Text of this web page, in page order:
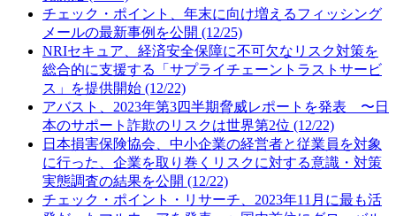
チェック・ポイント、年末に向け増えるフィッシング
メールの最新事例を公開 (12/25)
NRIセキュア、経済安全保障に不可欠なリスク対策を
総合的に支援する「サプライチェーントラストサービ
ス」を提供開始 (12/22)
アバスト、2023年第3四半期脅威レポートを発表 〜日
本のサポート詐欺のリスクは世界第2位 (12/22)
日本損害保険協会、中小企業の経営者と従業員を対象
に行った、企業を取り巻くリスクに対する意識・対策
実態調査の結果を公開 (12/22)
チェック・ポイント・リサーチ、2023年11月に最も活